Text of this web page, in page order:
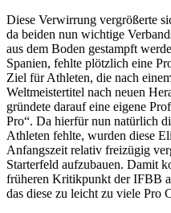
Diese Verwirrung vergrößerte
da beiden nun wichtige
aus dem Boden gestampft
Spanien, fehlte plötzlich eine
Ziel für Athleten, die nach
Weltmeistertitel nach neuen
gründete darauf eine eigene
Pro“. Da hierfür nun natürlich
Athleten fehlte, wurden diese
Anfangszeit relativ freizügig
Starterfeld aufzubauen. Damit
früheren Kritikpunkt der IFBB
das diese zu leicht zu viele Pro